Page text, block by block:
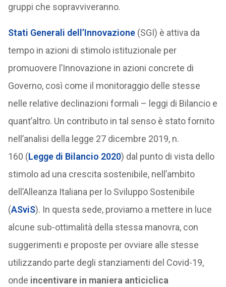
gruppi che sopravviveranno.
Stati Generali dell’Innovazione(SGI) è attiva da
tempo in azioni di stimolo istituzionale per
promuovere l’Innovazione in azioni concrete di
Governo, così come il monitoraggio delle stesse
nelle relative declinazioni formali – leggi di Bilancio e
quant’altro. Un contributo in tal senso è stato fornito
nell’analisi della legge 27 dicembre 2019, n.
160 (Legge di Bilancio 2020) dal punto di vista dello
stimolo ad una crescita sostenibile, nell’ambito
dell’Alleanza Italiana per lo Sviluppo Sostenibile
(ASviS). In questa sede, proviamo a mettere in luce
alcune sub-ottimalità della stessa manovra, con
suggerimenti e proposte per ovviare alle stesse
utilizzando parte degli stanziamenti del Covid-19,
onde incentivare in maniera anticiclica